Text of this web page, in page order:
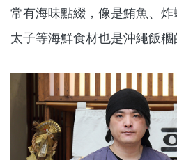
常有海味點綴，像是鮪魚、
太子等海鮮食材也是沖繩飯糰